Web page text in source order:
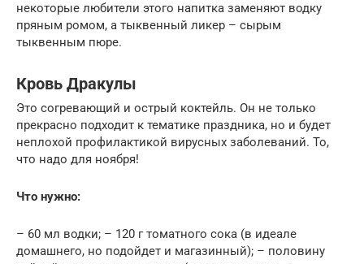
некоторые любители этого напитка заменяют водку
пряным ромом, а тыквенный ликер – сырым
тыквенным пюре.
Кровь Дракулы
Это согревающий и острый коктейль. Он не только
прекрасно подходит к тематике праздника, но и будет
неплохой профилактикой вирусных заболеваний. То,
что надо для ноября!
Что нужно:
– 60 мл водки; – 120 г томатного сока (в идеале
домашнего, но подойдет и магазинный); – половину